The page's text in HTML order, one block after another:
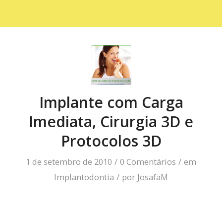
Implante com Carga
Imediata, Cirurgia 3D e
Protocolos 3D
1 de setembro de 2010 / 0 Comentários / em
Implantodontia / por JosafaM